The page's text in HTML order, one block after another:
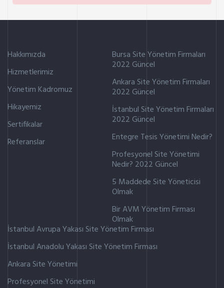
Hakkımızda
Hizmetlerimiz
Yönetim Kadromuz
Hikayemiz
Sertifikalar
Referanslar
Bursa Site Yönetim Firmaları
2022 Güncel
Ankara Site Yönetim Firmaları
2022 Güncel
İstanbul Site Yönetim Firmaları
2022 Güncel
Entegre Tesis Yönetimi Nedir?
Profesyonel Site Yönetimi
Nedir? 2022 Güncel
5 Maddede Site Yöneticisi
Olmak
Bir AVM Yönetim Firması
Olmak
İstanbul Avrupa Yakası Site Yönetim Firması
İstanbul Anadolu Yakası Site Yönetim Firması
Ankara Site Yönetimi
Profesyonel Site Yönetimi